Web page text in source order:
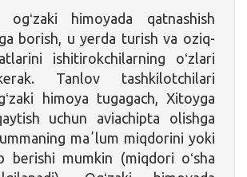
ogʻzaki himoyada qatnashish
borish, u yerda turish va oziq-
ishitirokchilarning oʻzlari
Tanlov tashkilotchilari
himoya tugagach, Xitoyga
uchun aviachipta olishga
maʼlum miqdorini yoki
berishi mumkin (miqdori oʻsha